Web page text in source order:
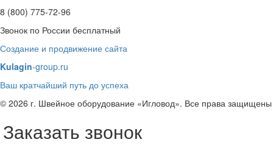
8 (800) 775-72-96
Звонок по России бесплатный
Создание и продвижение сайта
Kulagin-group.ru
Ваш кратчайший путь до успеха
© 2026 г. Швейное оборудование «Игловод». Все права защищены
Заказать звонок